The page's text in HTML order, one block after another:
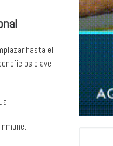
hasta el
clave